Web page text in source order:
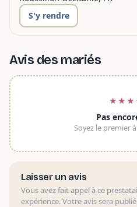
S'y rendre
Avis des mariés
Pas
Soyez le premier
Laisser un avis
Vous avez fait appel à ce
expérience. Votre avis sera